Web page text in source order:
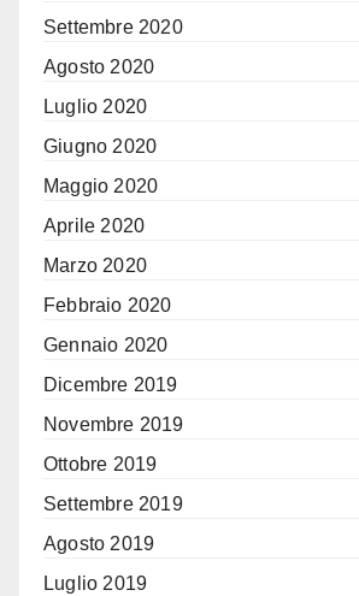
Settembre 2020
Agosto 2020
Luglio 2020
Giugno 2020
Maggio 2020
Aprile 2020
Marzo 2020
Febbraio 2020
Gennaio 2020
Dicembre 2019
Novembre 2019
Ottobre 2019
Settembre 2019
Agosto 2019
Luglio 2019